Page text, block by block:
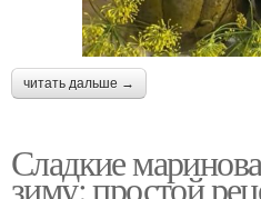
читать дальше →
Сладкие
зиму: простой